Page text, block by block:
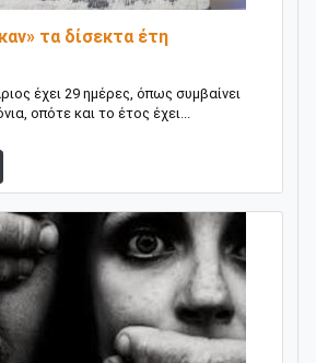
τα δίσεκτα έτη
έχει 29 ημέρες, όπως συμβαίνει
οπότε και το έτος έχει...